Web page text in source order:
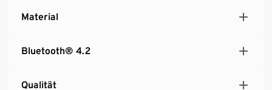
Material
Bluetooth® 4.2
Qualität